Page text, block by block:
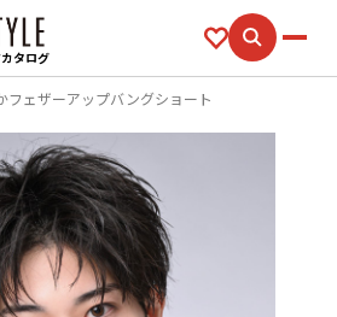
タログ
フェザーアップバングショート